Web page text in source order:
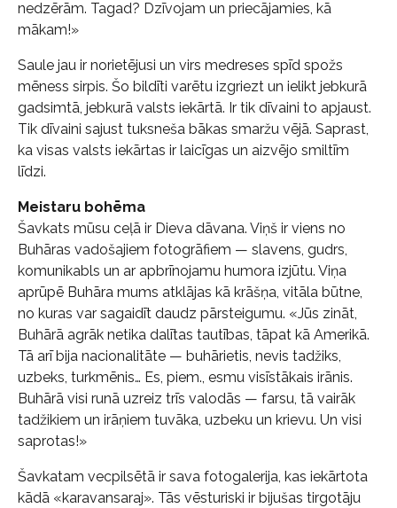
nedzērām. Tagad? Dzīvojam un priecājamies, kā
mākam!»
Saule jau ir norietējusi un virs medreses spīd spožs
mēness sirpis. Šo bildīti varētu izgriezt un ielikt jebkurā
gadsimtā, jebkurā valsts iekārtā. Ir tik dīvaini to apjaust.
Tik dīvaini sajust tuksneša bākas smaržu vējā. Saprast,
ka visas valsts iekārtas ir laicīgas un aizvējo smiltīm
līdzi.
Meistaru bohēma
Šavkats mūsu ceļā ir Dieva dāvana. Viņš ir viens no
Buhāras vadošajiem fotogrāfiem — slavens, gudrs,
komunikabls un ar apbrīnojamu humora izjūtu. Viņa
aprūpē Buhāra mums atklājas kā krāšņa, vitāla būtne,
no kuras var sagaidīt daudz pārsteigumu. «Jūs zināt,
Buhārā agrāk netika dalītas tautības, tāpat kā Amerikā.
Tā arī bija nacionalitāte — buhārietis, nevis tadžiks,
uzbeks, turkmēnis… Es, piem., esmu visīstākais irānis.
Buhārā visi runā uzreiz trīs valodās — farsu, tā vairāk
tadžikiem un irāņiem tuvāka, uzbeku un krievu. Un visi
saprotas!»
Šavkatam vecpilsētā ir sava fotogalerija, kas iekārtota
kādā «karavansaraj». Tās vēsturiski ir bijušas tirgotāju